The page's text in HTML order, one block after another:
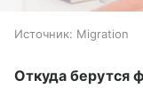
Источник: Migration
Откуда берутся